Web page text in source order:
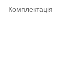
Комплектація